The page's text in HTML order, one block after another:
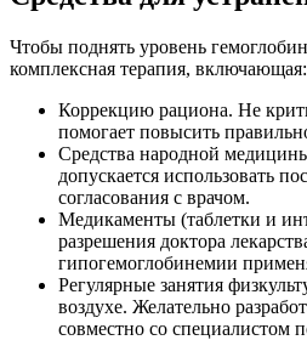
Чтобы поднять уровень
комплексная терапия, включающая:
Коррекцию рациона. Не
помогает повысить
Средства народной
допускается использовать
согласования с врачом.
Медикаменты (таблетки и
разрешения доктора
гипогемоглобинемии
Регулярные занятия
воздухе. Желательно
совместно со специалистом